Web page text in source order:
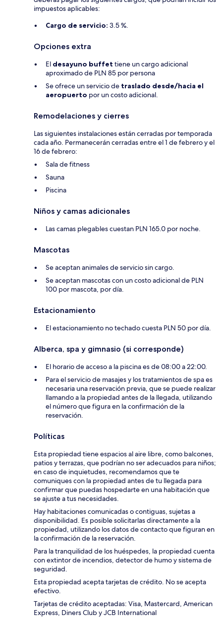
impuestos aplicables:
Cargo de servicio: 3.5 %.
Opciones extra
El desayuno buffet tiene un cargo adicional
aproximado de PLN 85 por persona
Se ofrece un servicio de traslado desde/hacia el
aeropuerto por un costo adicional.
Remodelaciones y cierres
Las siguientes instalaciones están cerradas por temporada
cada año. Permanecerán cerradas entre el 1 de febrero y el
16 de febrero:
Sala de fitness
Sauna
Piscina
Niños y camas adicionales
Las camas plegables cuestan PLN 165.0 por noche.
Mascotas
Se aceptan animales de servicio sin cargo.
Se aceptan mascotas con un costo adicional de PLN
100 por mascota, por día.
Estacionamiento
El estacionamiento no techado cuesta PLN 50 por día.
Alberca, spa y gimnasio (si corresponde)
El horario de acceso a la piscina es de 08:00 a 22:00.
Para el servicio de masajes y los tratamientos de spa es
necesaria una reservación previa, que se puede realizar
llamando a la propiedad antes de la llegada, utilizando
el número que figura en la confirmación de la
reservación.
Políticas
Esta propiedad tiene espacios al aire libre, como balcones,
patios y terrazas, que podrían no ser adecuados para niños;
en caso de inquietudes, recomendamos que te
comuniques con la propiedad antes de tu llegada para
confirmar que puedas hospedarte en una habitación que
se ajuste a tus necesidades.
Hay habitaciones comunicadas o contiguas, sujetas a
disponibilidad. Es posible solicitarlas directamente a la
propiedad, utilizando los datos de contacto que figuran en
la confirmación de la reservación.
Para la tranquilidad de los huéspedes, la propiedad cuenta
con extintor de incendios, detector de humo y sistema de
seguridad.
Esta propiedad acepta tarjetas de crédito. No se acepta
efectivo.
Tarjetas de crédito aceptadas: Visa, Mastercard, American
Express, Diners Club y JCB International